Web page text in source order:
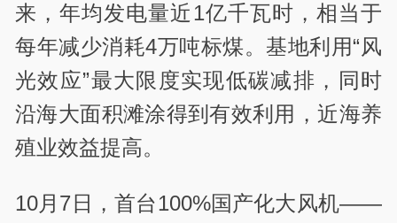
来，年均发电量近1亿千瓦时，相当于
每年减少消耗4万吨标煤。基地利用“风
光效应”最大限度实现低碳减排，同时
沿海大面积滩涂得到有效利用，近海养
殖业效益提高。
10月7日，首台100%国产化大风机——